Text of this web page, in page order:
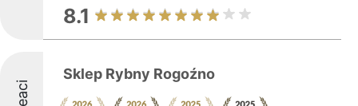
8.1
Sklep Rybny Rogoźno